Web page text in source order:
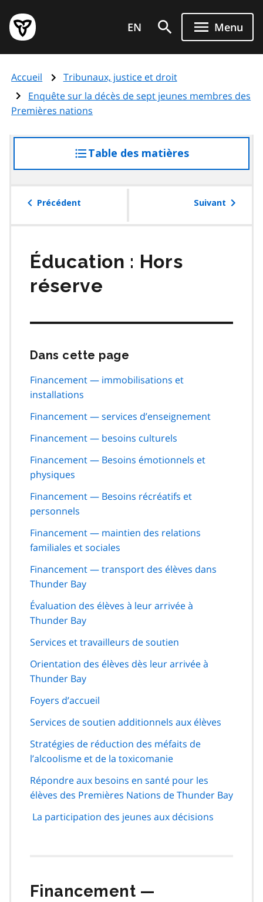
au
contenu
principal
Page
d'accueil
de
l'Ontario
EN Menu
Accueil
Tribunaux, justice et droit
Enquête sur la décès de sept jeunes membres des
Premières nations
Table des matières
à
table
Précédent Suivant
Éducation : Hors
réserve
Dans cette page
navigation
Financement — immobilisations et
installations
Financement — services d’enseignement
Financement — besoins culturels
Financement — Besoins émotionnels et
physiques
Financement — Besoins récréatifs et
personnels
Financement — maintien des relations
familiales et sociales
Financement — transport des élèves dans
Thunder Bay
Évaluation des élèves à leur arrivée à
Thunder Bay
Services et travailleurs de soutien
Orientation des élèves dès leur arrivée à
Thunder Bay
Foyers d’accueil
Services de soutien additionnels aux élèves
Stratégies de réduction des méfaits de
l’alcoolisme et de la toxicomanie
Répondre aux besoins en santé pour les
élèves des Premières Nations de Thunder Bay
La participation des jeunes aux décisions
Financement —